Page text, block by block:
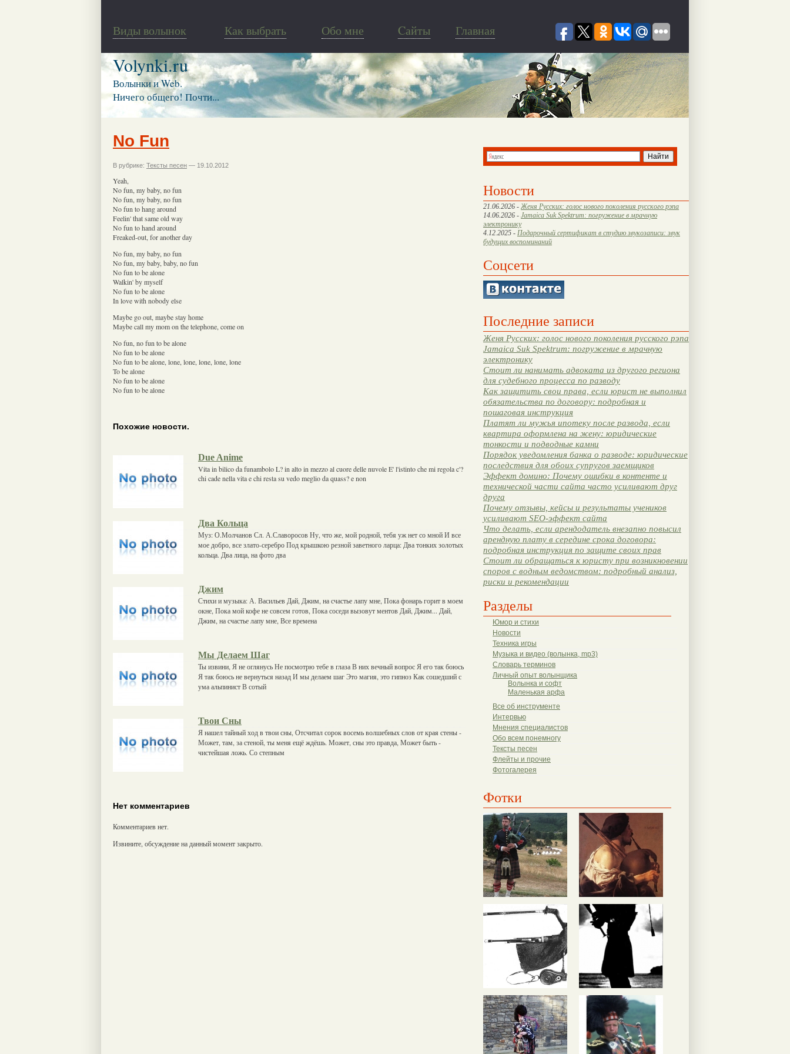
Виды волынок Как выбрать Обо мне Cайты Главная
Volynki.ru
Волынки и Web.
Ничего общего! Почти...
Новости
21.06.2026 - Женя Русских: голос нового поколения русского рэпа
14.06.2026 - Jamaica Suk Spektrum: погружение в мрачную
электронику
4.12.2025 - Подарочный сертификат в студию звукозаписи: звук
будущих воспоминаний
Соцсети
Последние записи
Женя Русских: голос нового поколения русского рэпа
Jamaica Suk Spektrum: погружение в мрачную
электронику
Стоит ли нанимать адвоката из другого региона
для судебного процесса по разводу
Как защитить свои права, если юрист не выполнил
обязательства по договору: подробная и
пошаговая инструкция
Платят ли мужья ипотеку после развода, если
квартира оформлена на жену: юридические
тонкости и подводные камни
Порядок уведомления банка о разводе: юридические
последствия для обоих супругов заемщиков
Эффект домино: Почему ошибки в контенте и
технической части сайта часто усиливают друг
друга
Почему отзывы, кейсы и результаты учеников
усиливают SEO-эффект сайта
Что делать, если арендодатель внезапно повысил
арендную плату в середине срока договора:
подробная инструкция по защите своих прав
Стоит ли обращаться к юристу при возникновении
споров с водным ведомством: подробный анализ,
риски и рекомендации
Разделы
Юмор и стихи
Новости
Техника игры
Музыка и видео (волынка, mp3)
Словарь терминов
Личный опыт волынщика
Волынка и софт
Маленькая арфа
Все об инструменте
Интервью
Мнения специалистов
Обо всем понемногу
Тексты песен
Флейты и прочие
Фотогалерея
Фотки
No Fun
В рубрике: Тексты песен — 19.10.2012
Yeah,
No fun, my baby, no fun
No fun, my baby, no fun
No fun to hang around
Feelin' that same old way
No fun to hand around
Freaked-out, for another day
No fun, my baby, no fun
No fun, my baby, baby, no fun
No fun to be alone
Walkin' by myself
No fun to be alone
In love with nobody else
Maybe go out, maybe stay home
Maybe call my mom on the telephone, come on
No fun, no fun to be alone
No fun to be alone
No fun to be alone, lone, lone, lone, lone, lone
To be alone
No fun to be alone
No fun to be alone
Похожие новости.
Due Anime
Vita in bilico da funambolo L? in alto in mezzo al cuore delle nuvole E' l'istinto che mi regola c'?
chi cade nella vita e chi resta su vedo meglio da quass? e non
Два Кольца
Муз: О.Молчанов Сл. А.Славоросов Ну, что же, мой родной, тебя уж нет со мной И все
мое добро, все злато-серебро Под крышкою резной заветного ларца: Два тонких золотых
кольца. Два лица, на фото два
Джим
Стихи и музыка: А. Васильев Дай, Джим, на счастье лапу мне, Пока фонарь горит в моем
окне, Пока мой кофе не совсем готов, Пока соседи вызовут ментов Дай, Джим... Дай,
Джим, на счастье лапу мне, Все времена
Мы Делаем Шаг
Ты извини, Я не оглянусь Не посмотрю тебе в глаза В них вечный вопрос Я его так боюсь
Я так боюсь не вернуться назад И мы делаем шаг Это магия, это гипноз Как сошедший с
ума альпинист В сотый
Твои Сны
Я нашел тайный ход в твои сны, Отсчитал сорок восемь волшебных слов от края стены -
Может, там, за стеной, ты меня ещё ждёшь. Может, сны это правда, Может быть -
чистейшая ложь. Со степным
Нет комментариев
Комментариев нет.
Извините, обсуждение на данный момент закрыто.